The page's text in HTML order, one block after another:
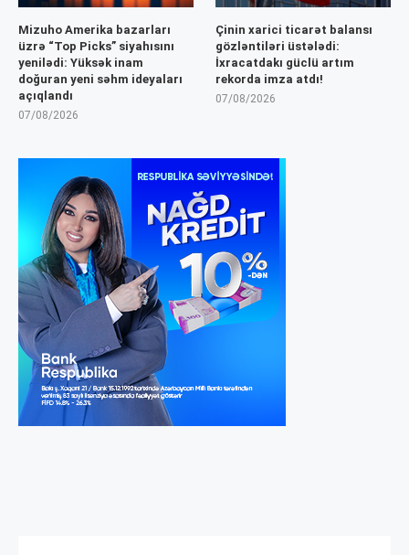
Mizuho Amerika bazarları
üzrə “Top Picks” siyahısını
yenilədi: Yüksək inam
doğuran yeni səhm ideyaları
açıqlandı
07/08/2026
Çinin xarici ticarət balansı
gözləntiləri üstələdi:
İxracatdakı güclü artım
rekorda imza atdı!
07/08/2026